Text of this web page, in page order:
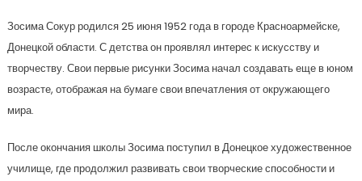
Зосима Сокур родился 25 июня 1952 года в городе Красноармейске,
Донецкой области. С детства он проявлял интерес к искусству и
творчеству. Свои первые рисунки Зосима начал создавать еще в юном
возрасте, отображая на бумаге свои впечатления от окружающего
мира.
После окончания школы Зосима поступил в Донецкое художественное
училище, где продолжил развивать свои творческие способности и